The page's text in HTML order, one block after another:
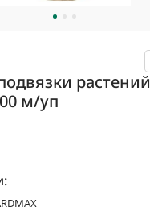
растений
м/уп